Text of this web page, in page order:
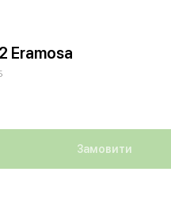
Eramosa
Замовити